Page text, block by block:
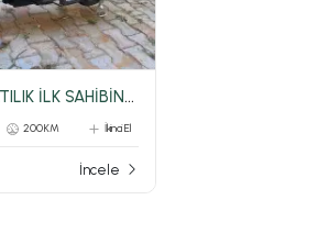
ACİL SATILIK İLK SAHİBİNDEN MOTOLUX GOGO
200 KM İkinci El
İncele